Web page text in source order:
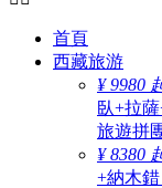
首頁
西藏旅游
¥ 9980
臥+拉
旅遊拼
¥ 8380
+納木錯